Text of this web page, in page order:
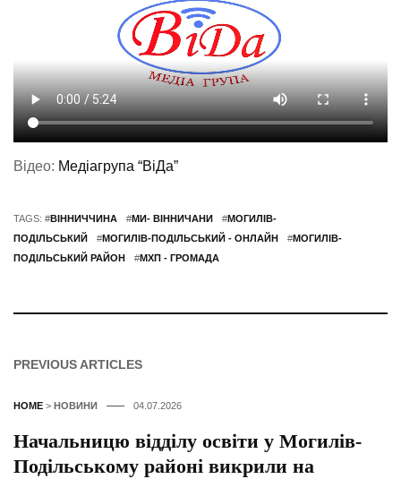
Відео: Медіагрупа “ВіДа”
TAGS: #ВІННИЧЧИНА #МИ- ВІННИЧАНИ #МОГИЛІВ-
ПОДІЛЬСЬКИЙ
#МОГИЛІВ-ПОДІЛЬСЬКИЙ - ОНЛАЙН #МОГИЛІВ-
ПОДІЛЬСЬКИЙ РАЙОН
#МХП - ГРОМАДА
PREVIOUS ARTICLES
HOME > НОВИНИ 04.07.2026
Начальницю відділу освіти у Могилів-
Подільському районі викрили на